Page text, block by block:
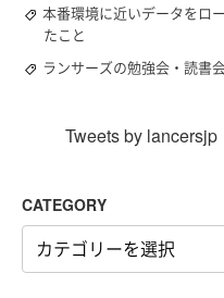
本番環境に近いデータをロ
たこと
ランサーズの勉強会・読書
Tweets by lancersjp
CATEGORY
CATEGORY